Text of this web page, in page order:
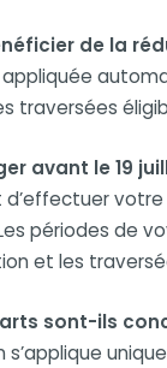
de la
traversées
avant le 19
d’effectuer
périodes de
et les
sont-ils
s’applique